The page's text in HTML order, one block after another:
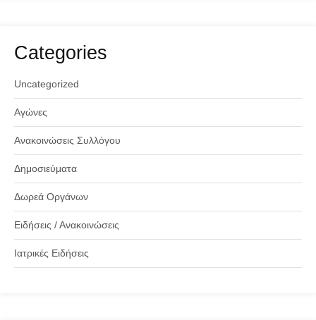
Categories
Uncategorized
Αγώνες
Ανακοινώσεις Συλλόγου
Δημοσιεύματα
Δωρεά Οργάνων
Ειδήσεις / Ανακοινώσεις
Ιατρικές Ειδήσεις